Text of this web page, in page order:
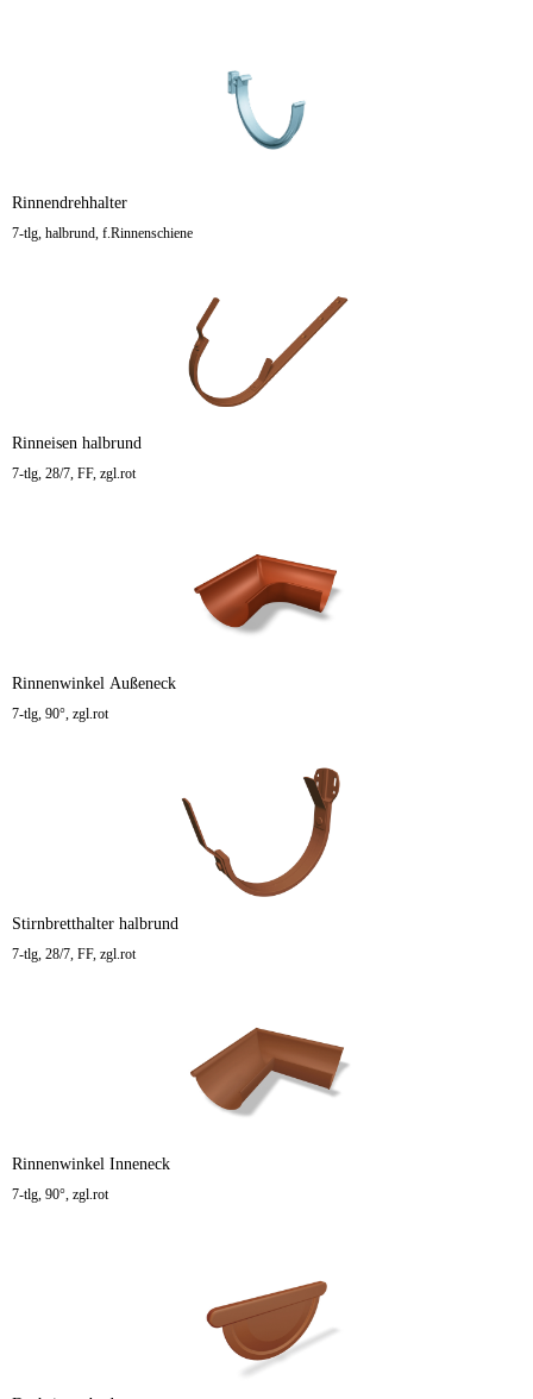
Rinnendrehhalter
7-tlg, halbrund, f.Rinnenschiene
Rinneisen halbrund
7-tlg, 28/7, FF, zgl.rot
Rinnenwinkel Außeneck
7-tlg, 90°, zgl.rot
Stirnbretthalter halbrund
7-tlg, 28/7, FF, zgl.rot
Rinnenwinkel Inneneck
7-tlg, 90°, zgl.rot